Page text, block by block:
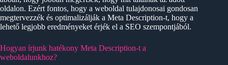
oldalon. Ezért fontos, hogy a weboldal tulajdonosai gondosan
megtervezzék és optimalizálják a Meta Description-t, hogy a
lehető legjobb eredményeket érjék el a SEO szempontjából.
Hogyan írjunk hatékony Meta Description-t a
weboldalunkhoz?